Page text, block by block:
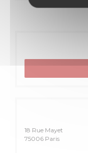
18 Rue Mayet
75006 Paris((新しいウ